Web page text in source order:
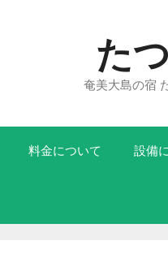
た
奄美大島の宿
料金について 設備